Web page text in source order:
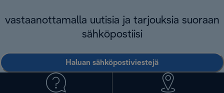
vastaanottamalla uutisia ja tarjouksia suoraan
sähköpostiisi
Haluan sähköpostiviestejä